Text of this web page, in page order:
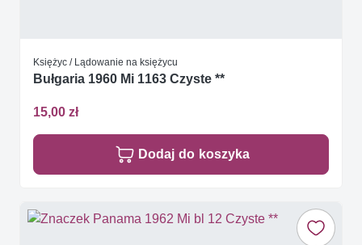
Księżyc / Lądowanie na księżycu
Bułgaria 1960 Mi 1163 Czyste **
15,00 zł
Dodaj do koszyka